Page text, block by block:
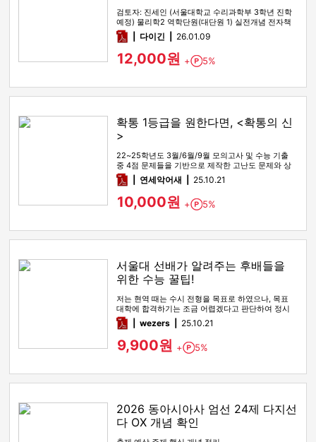
검토자: 진세인 (서울대학교 수리과학부 3학년 진학
예정) 물리학2 역학단원(대단원 1) 실전개념 전자책
입니다. 0. 언제 …
pdf다이긴 26.01.09
12,000원 + Point
5%
확통 1등급을 원한다면, <확통의 신
>
22~25학년도 3월/6월/9월 모의고사 및 수능 기출
중 4점 문제들을 기반으로 제작한 고난도 문제와 상
세한 해설
pdf연세악어새 25.10.21
10,000원 + Point
5%
서울대 선배가 알려주는 후배들을
위한 수능 꿀팁!
저는 현역 때는 수시 전형을 목표로 하였으나, 목표
대학에 합격하기는 조금 어렵겠다고 판단하여 정시
전형을 노리며 재수를 시…
pdfwezers 25.10.21
9,900원 + Point
5%
2026 동아시아사 엄선 24제 다지선
다 OX 개념 확인